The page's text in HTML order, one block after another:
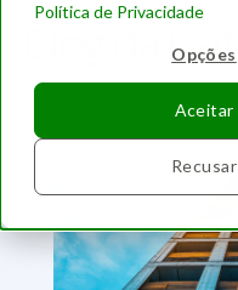
Política de Privacidade
Opções
Aceitar
Recusar
Blog da Kait